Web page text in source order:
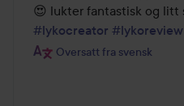
#lykocreator #lykoreview
Oversatt fra svensk